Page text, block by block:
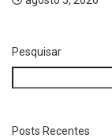
Bella Capri
Pesquisar
Posts Recentes